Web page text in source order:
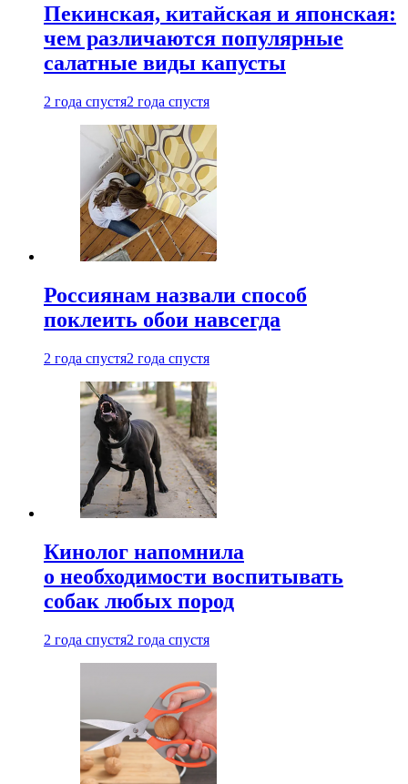
Пекинская, китайская и японская:
чем различаются популярные
салатные виды капусты
2 года спустя2 года спустя
Россиянам назвали способ
поклеить обои навсегда
2 года спустя2 года спустя
Кинолог напомнила
о необходимости воспитывать
собак любых пород
2 года спустя2 года спустя